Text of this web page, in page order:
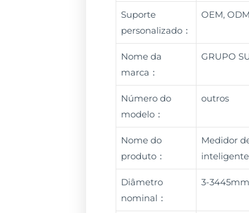
Suporte
personalizado：
OEM,
Nome da
marca：
GRUPO
Número do
modelo：
outros
Nome do
produto：
Medidor
Diâmetro
nominal：
3-3445mm